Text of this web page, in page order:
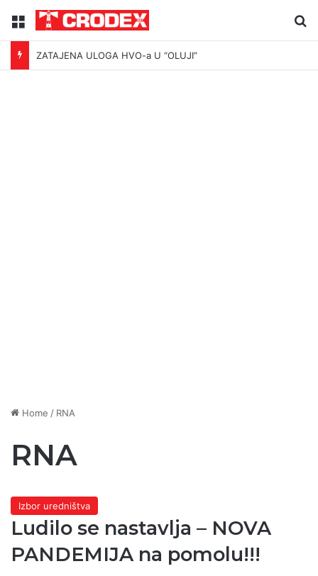
Menu
ZATAJENA ULOGA HVO-a U “OLUJI”
Home / RNA
RNA
Izbor uredništva
Ludilo se nastavlja – NOVA
PANDEMIJA na pomolu!!!